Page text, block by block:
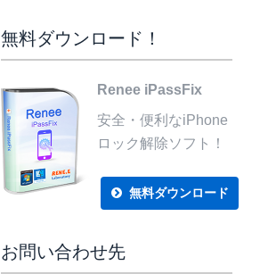
無料ダウンロード！
Renee iPassFix
安全・便利なiPhone
ロック解除ソフト！
無料ダウンロード
お問い合わせ先